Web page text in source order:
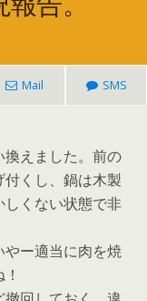
Mail SMS
換えました。前の
くし、鍋は木製
くない状態で非
ー適当に肉を焼